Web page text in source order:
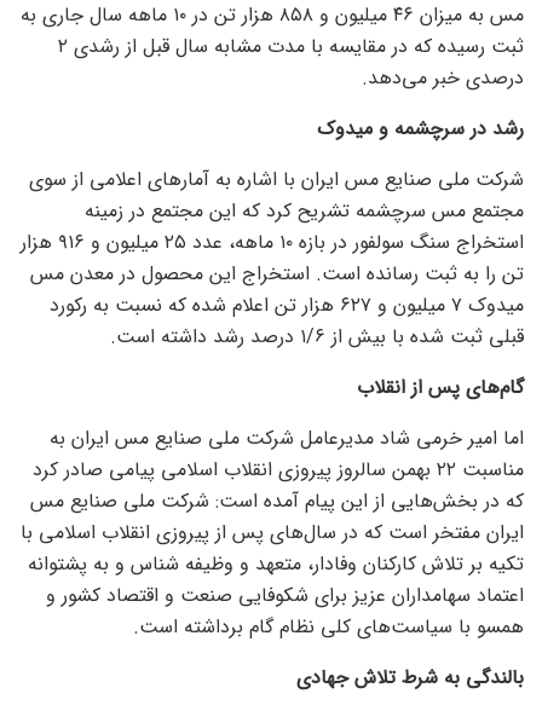
مس به میزان ۴۶ میلیون و ۸۵۸ هزار تن در ۱۰ ماهه سال جاری به
ثبت رسیده که در مقایسه با مدت مشابه سال قبل از رشدی ۲
درصدی خبر می‌دهد.
رشد در سرچشمه و میدوک
شرکت ملی صنایع مس ایران با اشاره به آمار‌های اعلامی از سوی
مجتمع مس سرچشمه تشریح کرد که این مجتمع در زمینه
استخراج سنگ سولفور در بازه ۱۰ ماهه، عدد ۲۵ میلیون و ۹۱۶ هزار
تن را به ثبت رسانده است. استخراج این محصول در معدن مس
میدوک ۷ میلیون و ۶۲۷ هزار تن اعلام شده که نسبت به رکورد
قبلی ثبت شده با بیش از ۱/۶ درصد رشد داشته است.
گام‌های پس از انقلاب
اما امیر خرمی شاد مدیرعامل شرکت ملی صنایع مس ایران به
مناسبت ۲۲ بهمن سالروز پیروزی انقلاب اسلامی پیامی صادر کرد
که در بخش‌هایی از این پیام آمده است: شرکت ملی صنایع مس
ایران مفتخر است که در سال‌های پس از پیروزی انقلاب اسلامی با
تکیه بر تلاش کارکنان وفادار، متعهد و وظیفه شناس و به پشتوانه
اعتماد سهامداران عزیز برای شکوفایی صنعت و اقتصاد کشور و
همسو با سیاست‌های کلی نظام گام برداشته است.
بالندگی به شرط تلاش جهادی